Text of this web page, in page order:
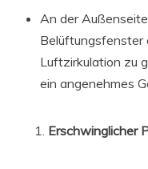
An der
Belüftungsfenster
Luftzirkulation zu
ein angenehmes
Erschwinglicher